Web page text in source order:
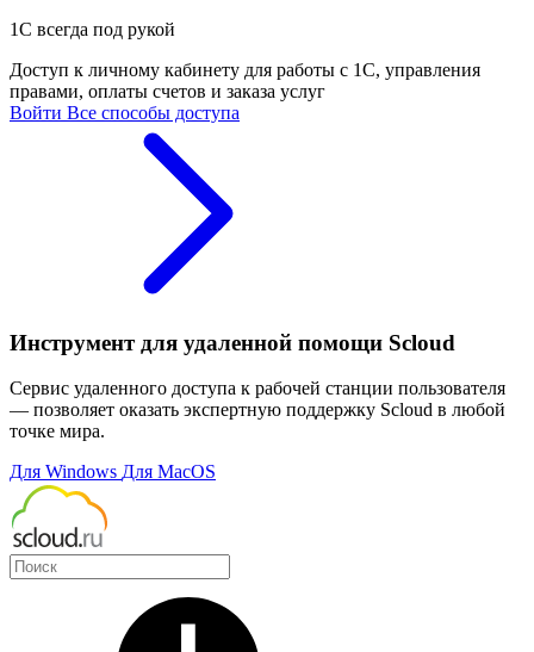
1С всегда под рукой
Доступ к личному кабинету для работы с 1С, управления
правами, оплаты счетов и заказа услуг
Войти Все способы доступа
Инструмент для удаленной помощи Scloud
Сервис удаленного доступа к рабочей станции пользователя
— позволяет оказать экспертную поддержку Scloud в любой
точке мира.
Для Windows Для MacOS